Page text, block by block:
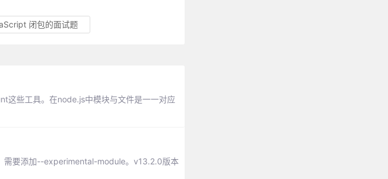
闭包的面试题
这些工具。在node.js中模块与文件是一一对应
需要添加--experimental-module。v13.2.0版本